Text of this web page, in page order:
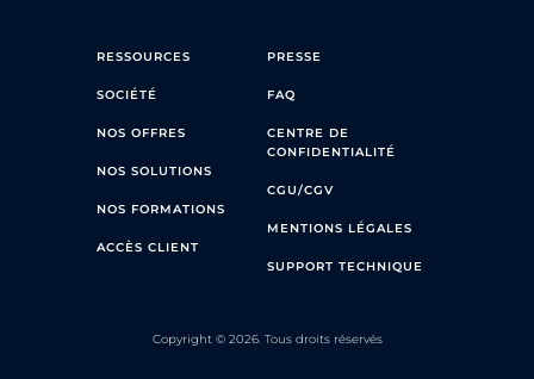
RESSOURCES
SOCIÉTÉ
NOS OFFRES
NOS SOLUTIONS
NOS FORMATIONS
ACCÈS CLIENT
PRESSE
FAQ
CENTRE DE
CONFIDENTIALITÉ
CGU/CGV
MENTIONS LÉGALES
SUPPORT TECHNIQUE
Copyright © 2026. Tous droits réservés